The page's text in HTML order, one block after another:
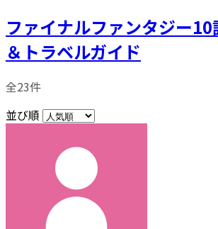
ファイナルファンタジー
＆トラベルガイド
全23件
並び順